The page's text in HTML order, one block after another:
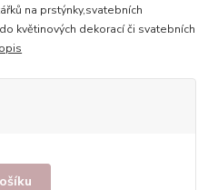
na prstýnky,svatebních
květinových dekorací či svatebních